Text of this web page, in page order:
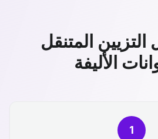
المتنقل
الأليفة
1